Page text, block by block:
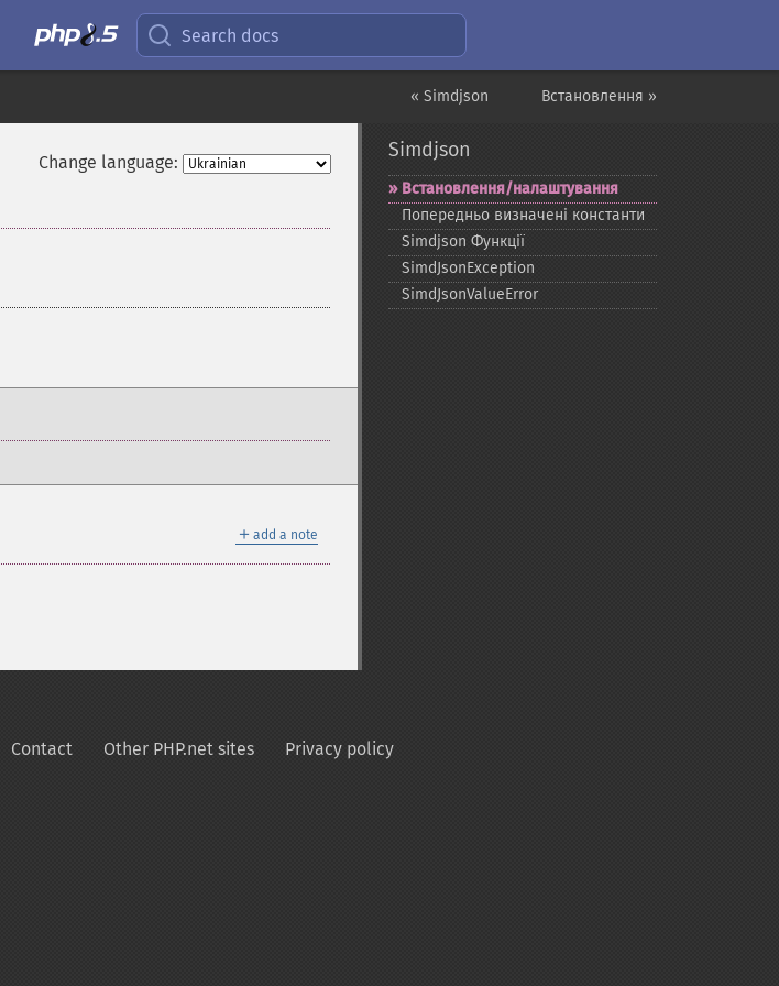
Search docs
Встановлення »
« Simdjson
Change language:
＋ add a note
Simdjson
Встановлення/налаштування
Попередньо визначені константи
Simdjson Функції
SimdJsonException
SimdJsonValueError
Contact Other PHP.net sites Privacy policy